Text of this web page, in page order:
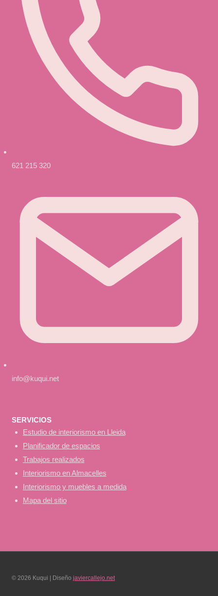
621 215 320
info@kuqui.net
SERVICIOS
Estudio de interiorismo en Lleida
Planificador de espacios
Trabajos realizados
Interiorismo en Almacelles
Interiorismo y muebles a medida
Mapa del sitio
© 2026 Kuqui | Diseño javiercallejo.net